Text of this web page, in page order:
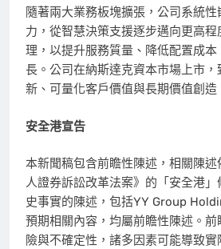
隨著兩大業務板塊擴張，公司系統
力，從智慧決策支援逐步邁向更高
理，以提升服務質量、降低配置成
長。公司在納斯達克資本市場上市，
新、可量化客戶價值與長期價值創造
安全港宣告
本新聞稿包含前瞻性陳述，相關陳
人證券訴訟改革法案》的「安全港
史事實的陳述，包括YY Group
預期相關內容，均屬前瞻性陳述。
險與不確定性，諸多因素可能導致